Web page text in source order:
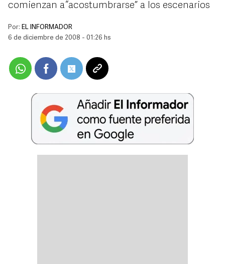
comienzan a “acostumbrarse” a los escenarios
Por: EL INFORMADOR
6 de diciembre de 2008 - 01:26 hs